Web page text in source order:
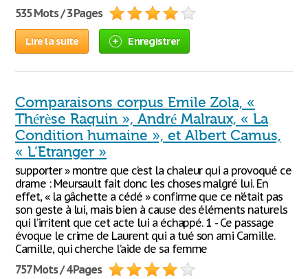
535 Mots / 3 Pages
Lire la suite Enregistrer
Comparaisons corpus Emile Zola, «
Thérèse Raquin », André Malraux, « La
Condition humaine », et Albert Camus,
« L’Etranger »
supporter » montre que c’est la chaleur qui a provoqué ce
drame : Meursault fait donc les choses malgré lui. En
effet, « la gâchette a cédé » confirme que ce n’était pas
son geste à lui, mais bien à cause des éléments naturels
qui l’irritent que cet acte lui a échappé. 1 - Ce passage
évoque le crime de Laurent qui a tué son ami Camille.
Camille, qui cherche l’aide de sa femme
757 Mots / 4 Pages